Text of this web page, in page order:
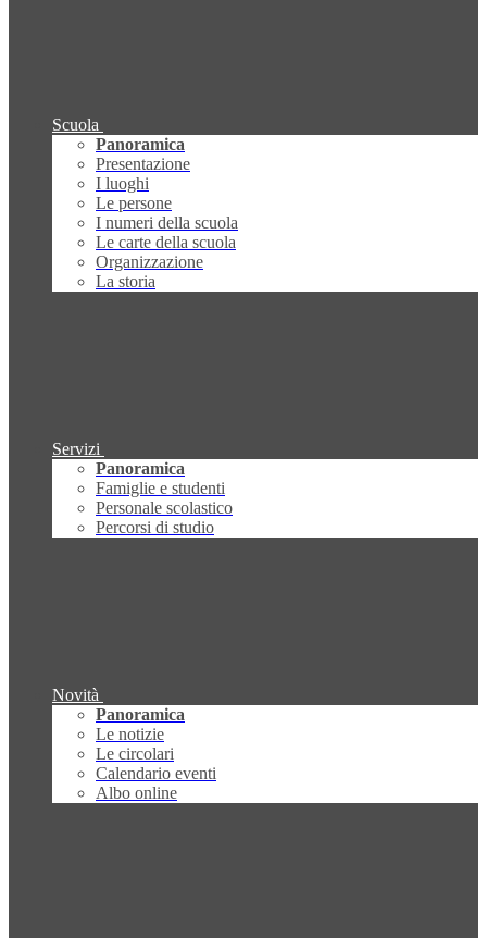
Scuola
Panoramica
Presentazione
I luoghi
Le persone
I numeri della scuola
Le carte della scuola
Organizzazione
La storia
Servizi
Panoramica
Famiglie e studenti
Personale scolastico
Percorsi di studio
Novità
Panoramica
Le notizie
Le circolari
Calendario eventi
Albo online